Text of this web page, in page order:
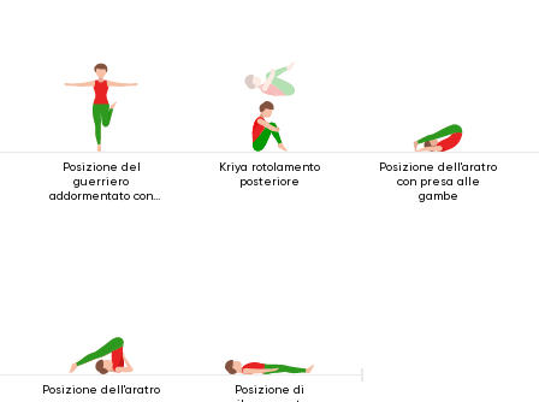
Posizione del
guerriero
addormentato con
Kriya rotolamento
posteriore
Posizione dell'aratro
con presa alle
gambe
Posizione dell'aratro
Posizione di